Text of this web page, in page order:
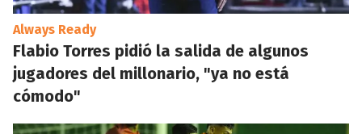
Always Ready
Flabio Torres pidió la salida de algunos
jugadores del millonario, "ya no está
cómodo"